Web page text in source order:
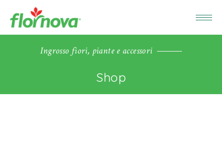
Ingrosso fiori, piante e accessori
Shop